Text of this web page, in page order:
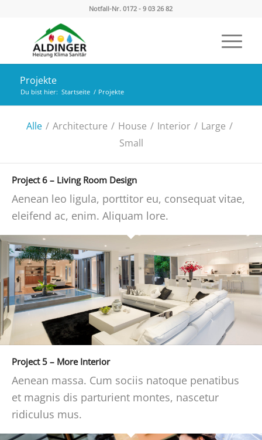
Notfall-Nr. 0172 - 9 03 26 82
Projekte
Du bist hier: Startseite / Projekte
Alle / Architecture / House / Interior / Large /
Small
Project 6 – Living Room Design
Aenean leo ligula, porttitor eu, consequat vitae,
eleifend ac, enim. Aliquam lore.
Project 5 – More Interior
Aenean massa. Cum sociis natoque penatibus
et magnis dis parturient montes, nascetur
ridiculus mus.